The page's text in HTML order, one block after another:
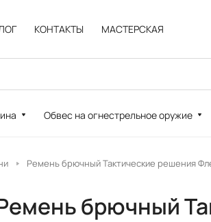
КОНТАКТЫ МАСТЕРСКАЯ
Обвес на огнестрельное оружие
Ремень брючный Тактические решения
брючный